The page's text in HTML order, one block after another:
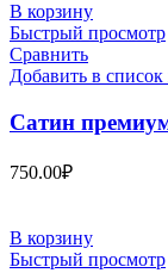
В корзину
Быстрый просмотр
Сравнить
Добавить в
Сатин
750.00₽
В корзину
Быстрый просмотр